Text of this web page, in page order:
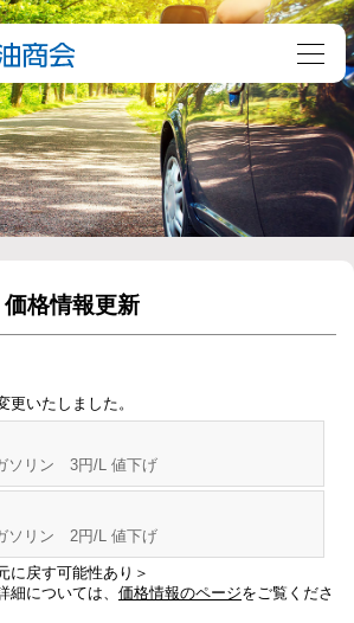
格情報更新
更いたしました。
リン 3円/L 値下げ
リン 2円/L 値下げ
に戻す可能性あり＞
細については、 価格情報のページをご覧くださ